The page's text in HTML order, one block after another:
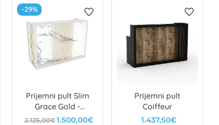
-29%
Prijemni pult Slim
Grace Gold -
izložbeni primjerak
2.125,00€1.500,00€
Prijemni pult
Coiffeur
1.437,50€